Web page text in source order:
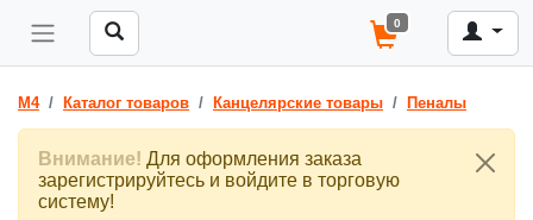
0
M4 Каталог товаров Канцелярские товары Пеналы
Внимание! Для оформления заказа
зарегистрируйтесь и войдите в торговую
систему!